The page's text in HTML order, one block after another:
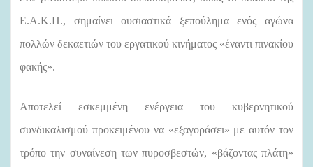
Ε.Α.Κ.Π., σημαίνει ουσιαστικά ξεπούλημα ενός αγώνα
πολλών δεκαετιών του εργατικού κινήματος «έναντι πινακίου
φακής».
Αποτελεί εσκεμμένη ενέργεια του κυβερνητικού
συνδικαλισμού προκειμένου να «εξαγοράσει» με αυτόν τον
τρόπο την συναίνεση των πυροσβεστών, «βάζοντας πλάτη»